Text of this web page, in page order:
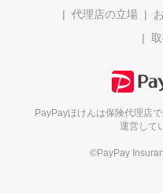
代理店の立場
PayPayほけんは保険代理店
運営して
©PayPay